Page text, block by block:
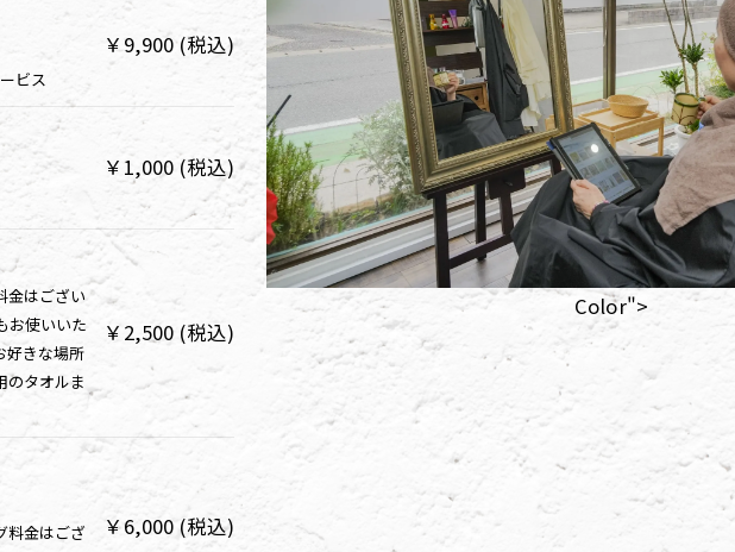
Color">
ビス
￥9,900 (税込)
￥1,000 (税込)
金はござい
お使いいた
好きな場所
のタオルま
￥2,500 (税込)
料金はござ
￥6,000 (税込)